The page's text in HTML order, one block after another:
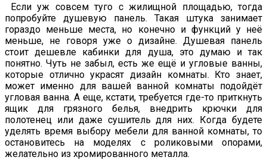
Если уж совсем туго с жилищной площадью, тогда
попробуйте душевую панель. Такая штука занимает
гораздо меньше места, но конечно и функций у неё
меньше, не говоря уже о дизайне. Душевая панель
стоит дешевле кабинки для душа, это думаю и так
понятно. Чуть не забыл, есть же ещё и угловые ванны,
которые отлично украсят дизайн комнаты. Кто знает,
может именно для вашей ванной комнаты подойдёт
угловая ванна. А еще, кстати, требуется где-то приткнуть
ящик для грязного белья, внедрить крючки для
полотенец или даже сушитель для них. Когда будете
уделять время выбору мебели для ванной комнаты, то
остановитесь на моделях с роликовыми опорами,
желательно из хромированного металла.